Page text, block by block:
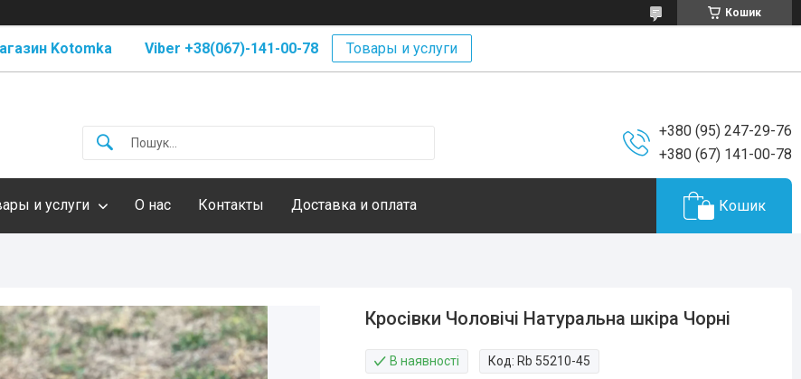
Кошик
Kotomka Viber +38(067)-141-00-78 Товары и услуги
+380 (95) 247-29-76
+380 (67) 141-00-78
и услуги О нас Контакты Доставка и оплата Кошик
Кросівки Чоловічі Натуральна шкіра Чорні
В наявності Код: Rb 55210-45